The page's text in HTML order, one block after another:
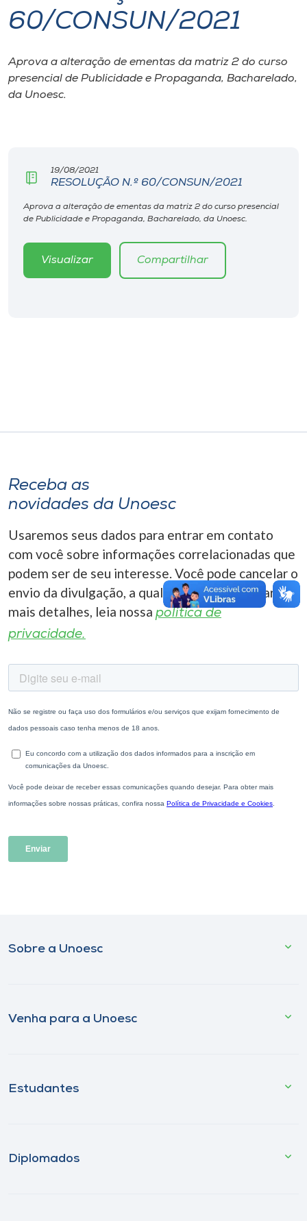
I.nova
Diplomados
Rádio
A+
60/CONSUN/2021
Aprova a alteração de ementas da matriz 2 do curso
presencial de Publicidade e Propaganda, Bacharelado,
da Unoesc.
19/08/2021
RESOLUÇÃO N.º 60/CONSUN/2021
Aprova a alteração de ementas da matriz 2 do curso presencial
de Publicidade e Propaganda, Bacharelado, da Unoesc.
Visualizar Compartilhar
Receba as
novidades da Unoesc
Usaremos seus dados para entrar em contato
com você sobre informações correlacionadas que
podem ser de seu interesse. Você pode cancelar o
envio da divulgação, a qualquer momento. Para
mais detalhes, leia nossa política de
privacidade.
Sobre a Unoesc
Venha para a Unoesc
Estudantes
Diplomados